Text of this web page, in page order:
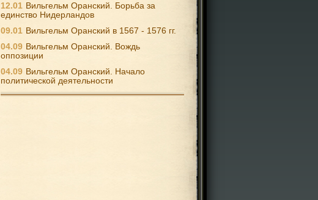
12.01 Вильгельм Оранский. Борьба за
единство Нидерландов
09.01 Вильгельм Оранский в 1567 - 1576 гг.
04.09 Вильгельм Оранский. Вождь
оппозиции
04.09 Вильгельм Оранский. Начало
политической деятельности